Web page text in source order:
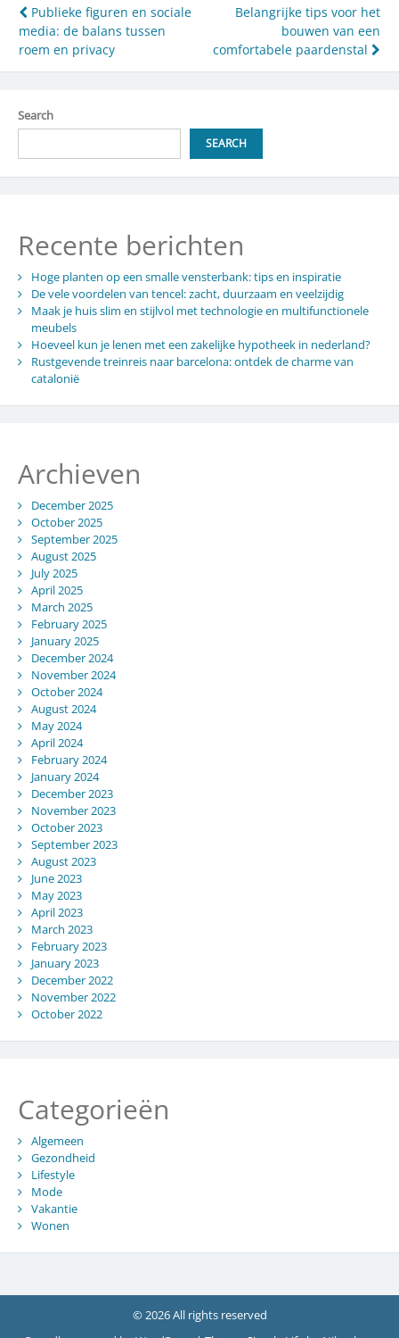
Post
navigation
Publieke figuren en sociale
media: de balans tussen
roem en privacy
Belangrijke tips voor het
bouwen van een
comfortabele paardenstal
Search
SEARCH
Recente berichten
Hoge planten op een smalle vensterbank: tips en inspiratie
De vele voordelen van tencel: zacht, duurzaam en veelzijdig
Maak je huis slim en stijlvol met technologie en multifunctionele
meubels
Hoeveel kun je lenen met een zakelijke hypotheek in nederland?
Rustgevende treinreis naar barcelona: ontdek de charme van
catalonië
Archieven
December 2025
October 2025
September 2025
August 2025
July 2025
April 2025
March 2025
February 2025
January 2025
December 2024
November 2024
October 2024
August 2024
May 2024
April 2024
February 2024
January 2024
December 2023
November 2023
October 2023
September 2023
August 2023
June 2023
May 2023
April 2023
March 2023
February 2023
January 2023
December 2022
November 2022
October 2022
Categorieën
Algemeen
Gezondheid
Lifestyle
Mode
Vakantie
Wonen
© 2026 All rights reserved